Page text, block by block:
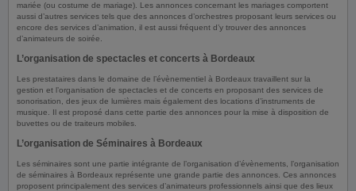
mariée (ou costume de mariage). Les annonces concernant les mariages comportent
aussi d’autres services tels que des annonces d’orchestres proposant leurs services ou
encore des services d’animation, il est aussi fréquent d’y trouver des annonces
d’animateurs de soirée.
L’organisation de spectacles et concerts à Bordeaux
Les prestataires dans le domaine de l’évènementiel à Bordeaux travaillent sur la
gestion et l’organisation de spectacles et de concerts en proposant des services de
sonorisation, des jeux de lumières mais également des locations d’instruments de
musique. Il est proposé dans cette partie des annonces pour la mise à disposition de
buvettes ou de traiteurs mobiles.
L’organisation de Séminaires à Bordeaux
Les séminaires sont une partie intégrante de l’organisation d’évènements, l’organisation
de séminaires à Bordeaux représente une grande partie des annonces. Ces annonces
proposent principalement des services d’animateurs professionnels ainsi que des lieux